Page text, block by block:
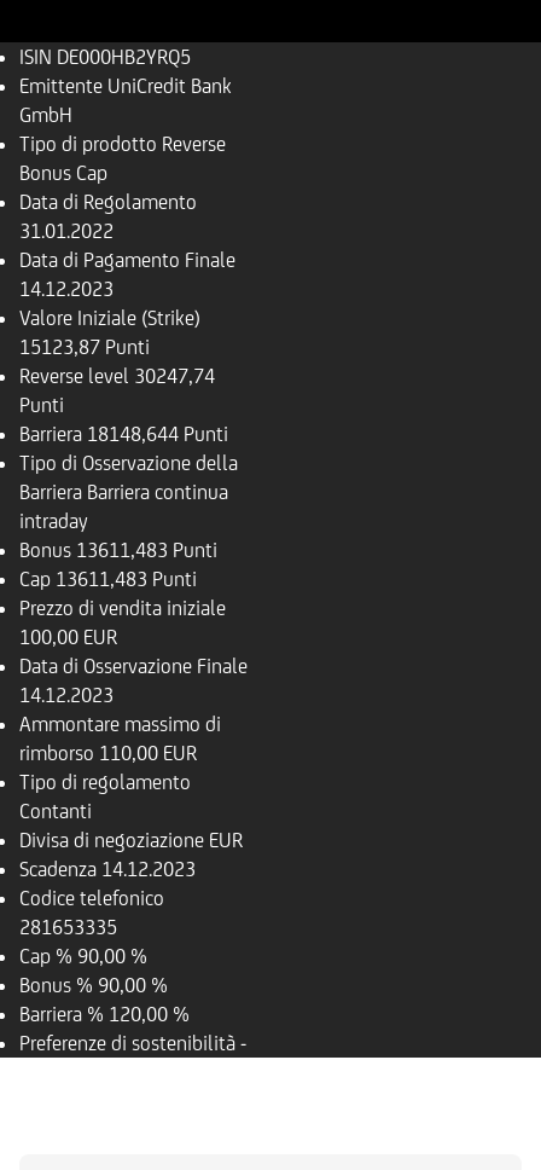
ISIN DE000HB2YRQ5
Emittente UniCredit Bank
GmbH
Tipo di prodotto Reverse
Bonus Cap
Data di Regolamento
31.01.2022
Data di Pagamento Finale
14.12.2023
Valore Iniziale (Strike)
15123,87 Punti
Reverse level 30247,74
Punti
Barriera 18148,644 Punti
Tipo di Osservazione della
Barriera Barriera continua
intraday
Bonus 13611,483 Punti
Cap 13611,483 Punti
Prezzo di vendita iniziale
100,00 EUR
Data di Osservazione Finale
14.12.2023
Ammontare massimo di
rimborso 110,00 EUR
Tipo di regolamento
Contanti
Divisa di negoziazione EUR
Scadenza 14.12.2023
Codice telefonico
281653335
Cap % 90,00 %
Bonus % 90,00 %
Barriera % 120,00 %
Preferenze di sostenibilità -